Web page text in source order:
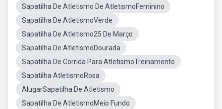
Sapatilha De Atletismo De AtletismoFeminino
Sapatilha De AtletismoVerde
Sapatilha De Atletismo25 De Março
Sapatilha De AtletismoDourada
Sapatilha De Corrida Para AtletismoTreinamento
Sapatilha AtletismoRosa
AlugarSapatilha De Atletismo
Sapatilha De AtletismoMeio Fundo